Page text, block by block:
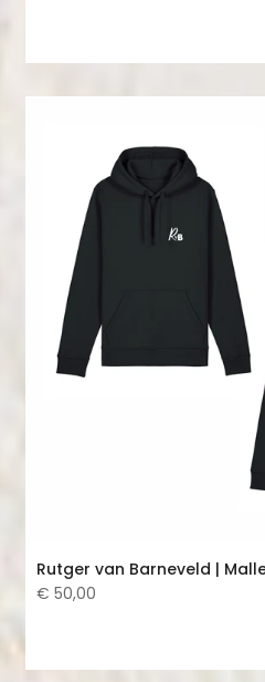
Rutger van Barneveld |
€ 50,00